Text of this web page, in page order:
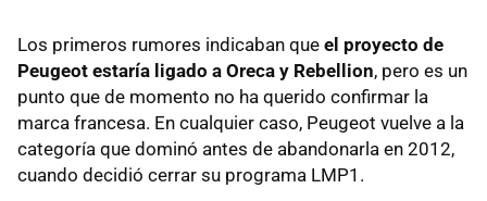
Los primeros rumores indicaban que el proyecto de
Peugeot estaría ligado a Oreca y Rebellion, pero es un
punto que de momento no ha querido confirmar la
marca francesa. En cualquier caso, Peugeot vuelve a la
categoría que dominó antes de abandonarla en 2012,
cuando decidió cerrar su programa LMP1.